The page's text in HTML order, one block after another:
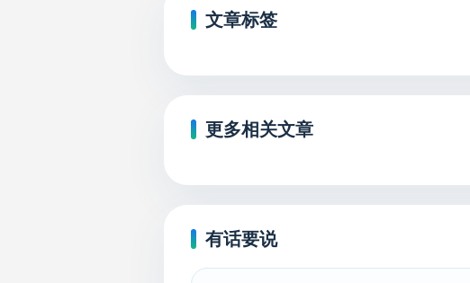
文章标签
更多相关文章
有话要说